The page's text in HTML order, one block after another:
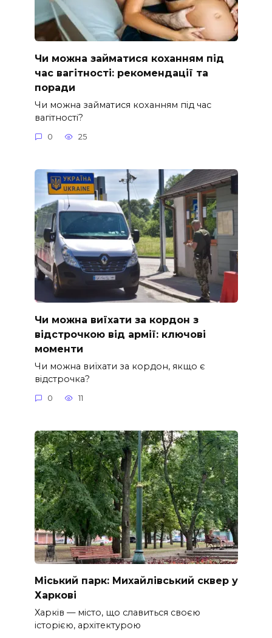
Чи можна займатися коханням під
час вагітності: рекомендації та
поради
Чи можна займатися коханням під час
вагітності?
0 25
Чи можна виїхати за кордон з
відстрочкою від армії: ключові
моменти
Чи можна виїхати за кордон, якщо є
відстрочка?
0 11
Міський парк: Михайлівський сквер у
Харкові
Харків — місто, що славиться своєю
історією, архітектурою